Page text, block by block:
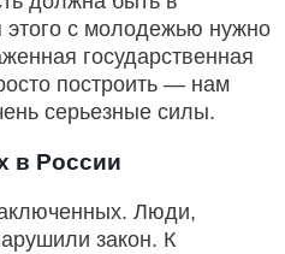
с молодежью нужно
государственная
построить — нам
серьезные силы.
в России
Люди,
закон. К